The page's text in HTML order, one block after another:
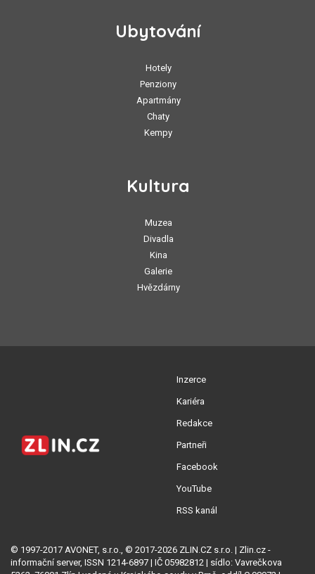
Ubytování
Hotely
Penziony
Apartmány
Chaty
Kempy
Kultura
Muzea
Divadla
Kina
Galerie
Hvězdárny
Inzerce
Kariéra
Redakce
Partneři
Facebook
YouTube
RSS kanál
© 1997-2017 AVONET, s.r.o., © 2017-2026 ZLIN.CZ s.r.o. | Zlin.cz -
informační server, ISSN 1214-6897 | IČ 05982812 | sídlo: Vavrečkova